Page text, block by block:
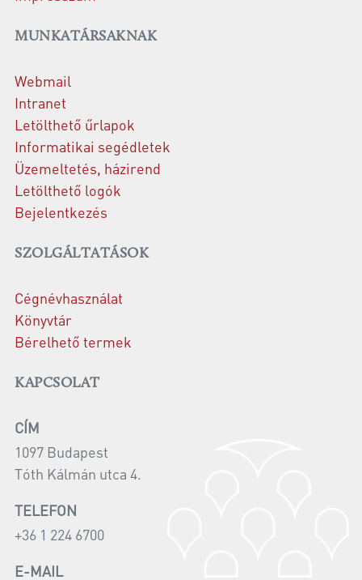
MUNKATÁRSAKNAK
Webmail
Intranet
Letölthető űrlapok
Informatikai segédletek
Üzemeltetés, házirend
Letölthető logók
Bejelentkezés
SZOLGÁLTATÁSOK
Cégnévhasználat
Könyvtár
Bérelhető termek
KAPCSOLAT
CÍM
1097 Budapest
Tóth Kálmán utca 4.
TELEFON
+36 1 224 6700
E-MAIL